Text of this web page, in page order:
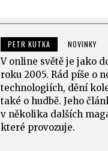
PETR KUTKA NOVINKY
V online světě je jako
roku 2005. Rád píše o
technologiích, dění
také o hudbě. Jeho
v několika dalších
které provozuje.